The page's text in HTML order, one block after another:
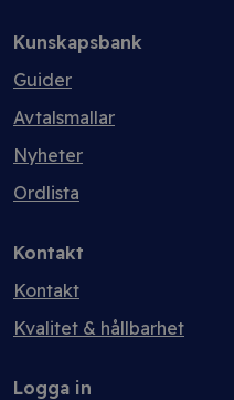
Kunskapsbank
Guider
Avtalsmallar
Nyheter
Ordlista
Kontakt
Kontakt
Kvalitet & hållbarhet
Logga in